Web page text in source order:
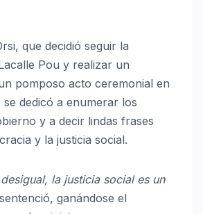
que decidió seguir la
Pou y realizar un
pomposo acto ceremonial en
dedicó a enumerar los
y a decir lindas frases
y la justicia social.
la justicia social es un
ganándose el